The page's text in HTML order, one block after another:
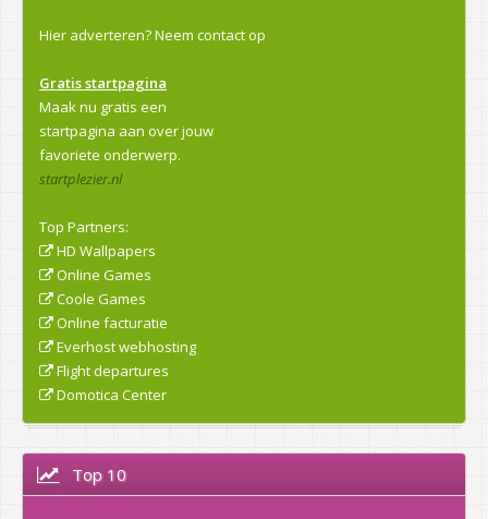
Hier adverteren?Neem contact op
Gratis startpagina
Maak nu gratis een
startpagina aan over jouw
favoriete onderwerp.
startplezier.nl
Top Partners:
HD Wallpapers
Online Games
Coole Games
Online facturatie
Everhost webhosting
Flight departures
Domotica Center
Top 10